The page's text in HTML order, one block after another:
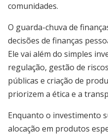
comunidades.
O guarda-chuva de
decisões de finanças
Ele vai além do simples
regulação, gestão de
públicas e criação de
priorizem a ética e a
Enquanto o investimento
alocação em produtos